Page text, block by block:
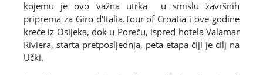
kojemu je ovo važna utrka u smislu završnih
priprema za Giro d'Italia.Tour of Croatia i ove godine
kreće iz Osijeka, dok u Poreču, ispred hotela Valamar
Riviera, starta pretposljednja, peta etapa čiji je cilj na
Učki.